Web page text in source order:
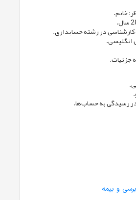
خانم.
در رشته حسابداری.
انگلیسی.
جزئیات.
رسیدگی به حساب‌ها.
و بیمه